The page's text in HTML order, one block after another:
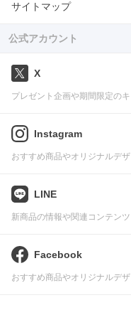
サイトマップ
公式アカウント
X
プレゼント企画や期間限定の
Instagram
おすすめ商品やオリジナルデ
LINE
新商品の情報や関連コンテン
Facebook
おすすめ商品やオリジナルデ